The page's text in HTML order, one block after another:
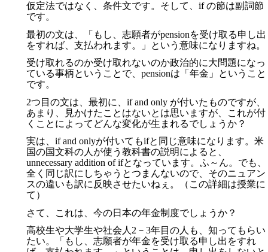
仮定法ではなく、条件文です。そして、if の節は副詞節
です。
最初の文は、「もし、志願者がpensionを受け取る申し出
をすれば、支払われます。」という意味になりますね。
受け取れるのか受け取れないのか政治的に大問題になっ
ている事柄ということで、pensionは「年金」ということ
です。
2つ目の文は、最初に、if and only が付いたものですが、
あまり、見かけたことはないとは思いますが、これが付
くことによってどんな変化が生まれるでしょうか？
実は、if and onlyが付いてもifと同じ意味になります。米
国の国文科の人が使う教科書の説明によると、
unnecessary addition of ifとなっています。ふ～ん。でも、
全く同じ訳にしちゃうとつまんないので、そのニュアン
スの違いも訳に反映させたいねぇ。（この詳細は授業に
て）
さて、これは、今の日本の年金制度でしょうか？
高校生や大学生や社会人2－3年目の人も、知ってもらい
たい。「もし、志願者が年金を受け取る申し出をすれ